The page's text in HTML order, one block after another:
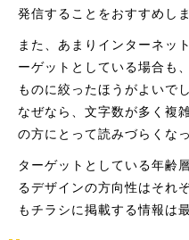
発信することをおすすめしま
また、あまりインターネッ
ーゲットとしている場合も
ものに絞ったほうがよいで
なぜなら、文字数が多く複
の方にとって読みづらくな
ターゲットとしている年齢
るデザインの方向性はそれ
もチラシに掲載する情報は